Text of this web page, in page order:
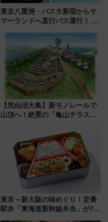
東京八重洲・バスタ新宿からサ
マーランドへ直行バス運行！ お
推し活を楽しもう！（2026年
8/1～31）
【気仙沼大島】新モノレールで
山頂へ！絶景の「亀山テラス
暇村のお得な日帰りプランも登
東京～新大阪の味めぐり！定番
駅弁「東海道新幹線弁当」が7月